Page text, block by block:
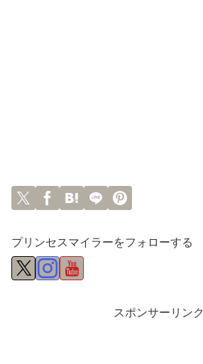
プリンセスマイラーをフォローする
スポンサーリンク